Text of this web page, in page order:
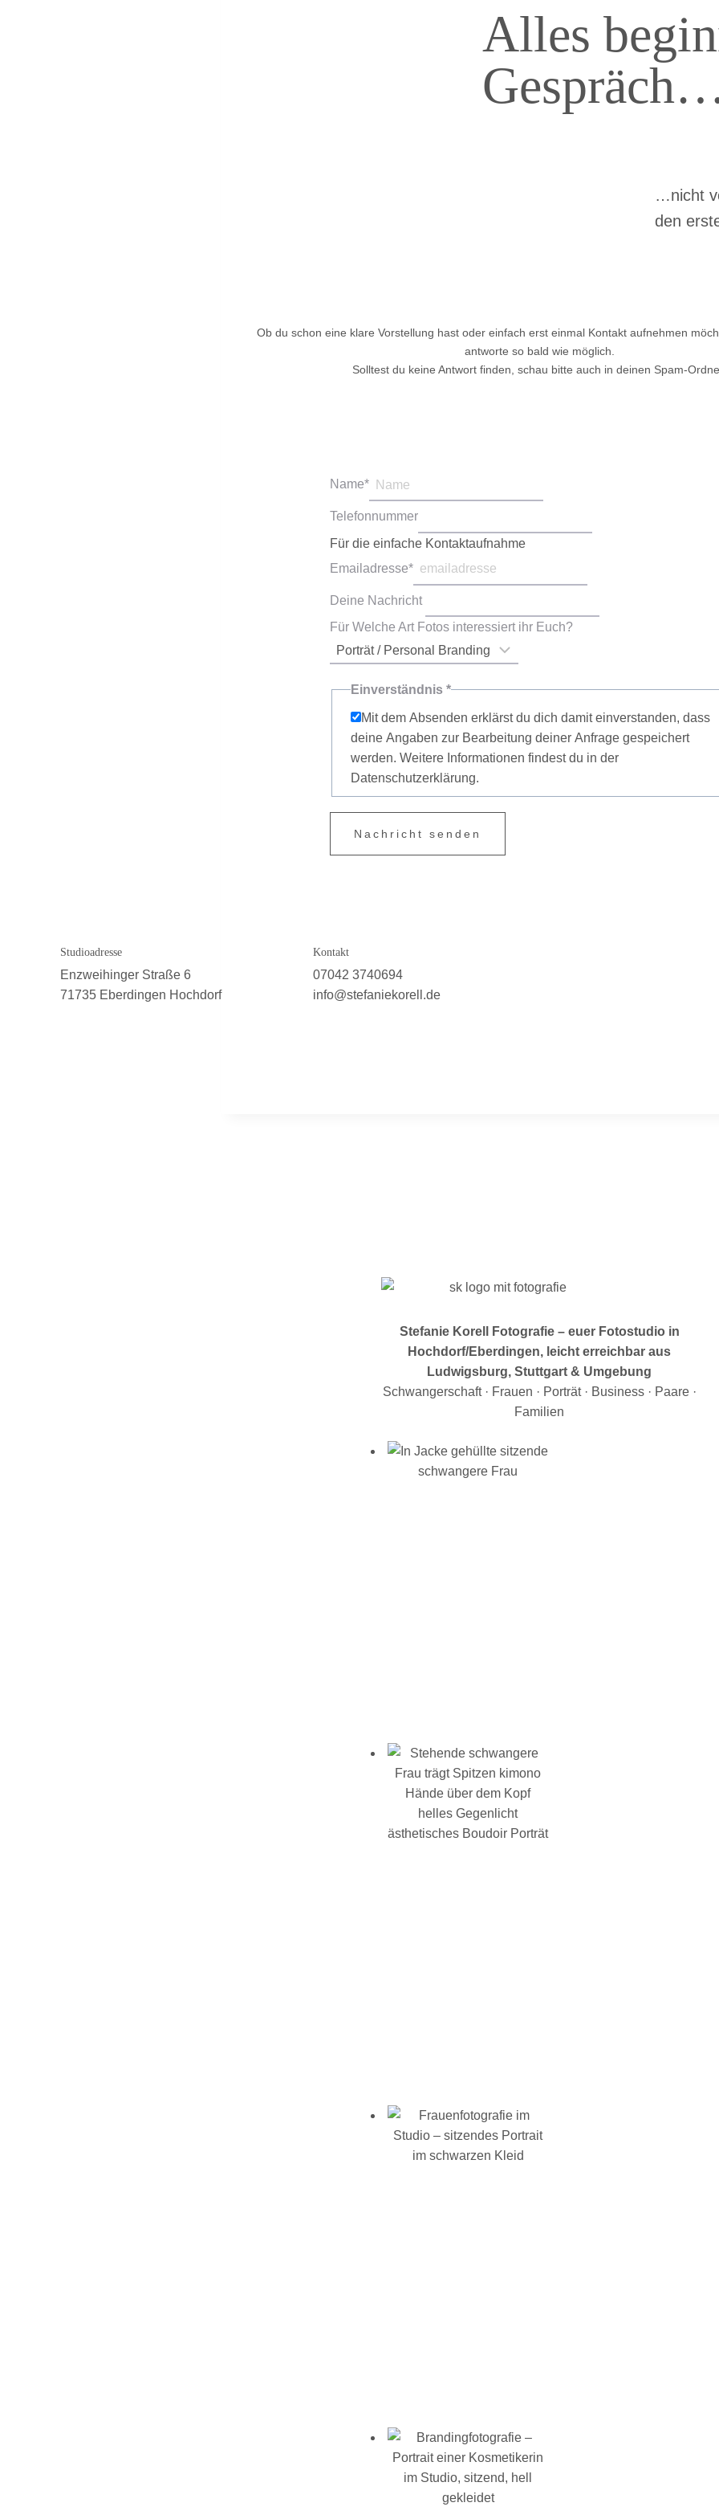
Alles
…nicht
den
Ob du schon eine klare Vorstellung hast oder einfach erst einmal Kontakt aufnehmen
antworte so bald wie möglich.
Solltest du keine Antwort finden, schau bitte auch in deinen Spam-
Name*
Telefonnummer
Für die einfache Kontaktaufnahme
Emailadresse*
Deine Nachricht
Für Welche Art Fotos interessiert ihr Euch?
Einverständnis *
Mit dem Absenden erklärst du dich damit einverstanden, dass
deine Angaben zur Bearbeitung deiner Anfrage gespeichert
werden. Weitere Informationen findest du in der
Datenschutzerklärung.
Nachricht senden
Studioadresse
Enzweihinger Straße 6
71735 Eberdingen Hochdorf
Kontakt
07042 3740694
info@stefaniekorell.de
Stefanie Korell Fotografie – euer Fotostudio in
Hochdorf/Eberdingen, leicht erreichbar aus
Ludwigsburg, Stuttgart & Umgebung
Schwangerschaft · Frauen · Porträt · Business · Paare ·
Familien